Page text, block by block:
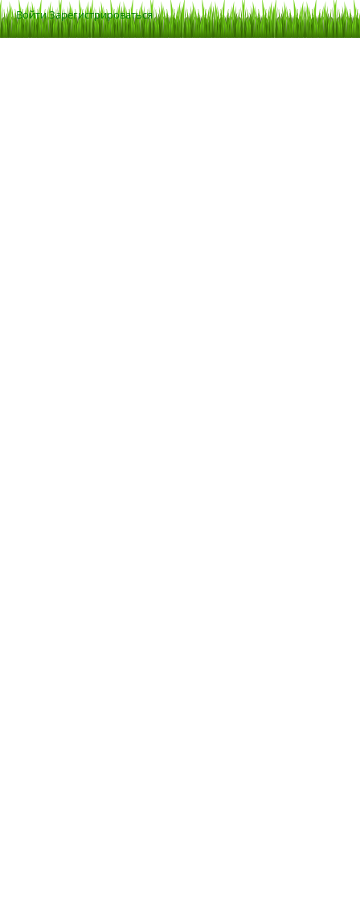
ВойтиЗарегистрироваться